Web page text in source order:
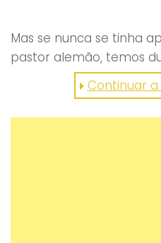
Mas se nunca se tinha
pastor alemão, temos
fotografias que vão
convencê-lo de que há
mais do que outras!
Continuar a